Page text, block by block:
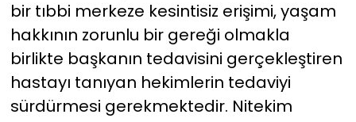
bir tıbbi merkeze kesintisiz erişimi, yaşam
hakkının zorunlu bir gereği olmakla
birlikte başkanın tedavisini gerçekleştiren
hastayı tanıyan hekimlerin tedaviyi
sürdürmesi gerekmektedir. Nitekim